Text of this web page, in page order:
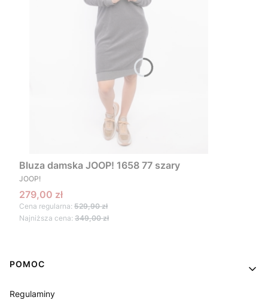
Bluza damska JOOP! 1658 77 szary
PRODUCENT
JOOP!
Cena promocyjna
279,00 zł
Cena regularna: 529,90 zł
Najniższa cena: 349,00 zł
Linki w stopce
POMOC
Regulaminy